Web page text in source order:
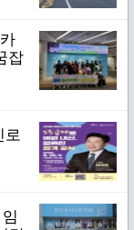
잡
로